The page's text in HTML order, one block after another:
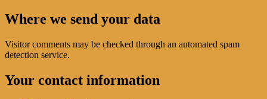
Where we send your data
Visitor comments may be checked through an automated spam
detection service.
Your contact information